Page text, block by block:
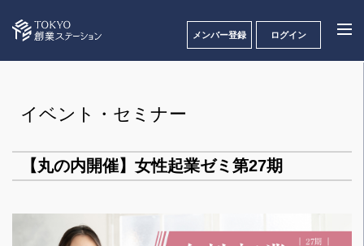
メンバー登録 ログイン
イベント・セミナー
【丸の内開催】女性起業ゼミ第27期